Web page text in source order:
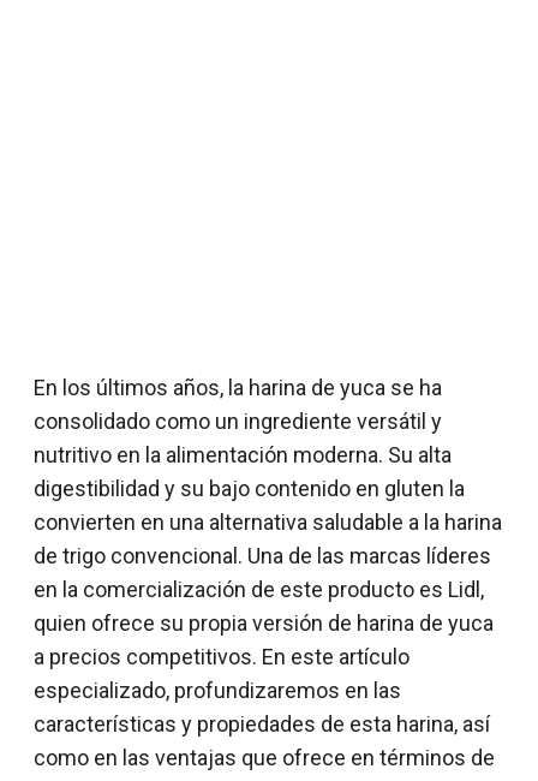
En los últimos años, la harina de yuca se ha
consolidado como un ingrediente versátil y
nutritivo en la alimentación moderna. Su alta
digestibilidad y su bajo contenido en gluten la
convierten en una alternativa saludable a la harina
de trigo convencional. Una de las marcas líderes
en la comercialización de este producto es Lidl,
quien ofrece su propia versión de harina de yuca
a precios competitivos. En este artículo
especializado, profundizaremos en las
características y propiedades de esta harina, así
como en las ventajas que ofrece en términos de